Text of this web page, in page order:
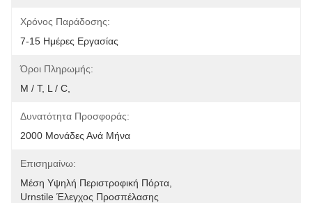
Χρόνος Παράδοσης:
7-15 Ημέρες Εργασίας
Όροι Πληρωμής:
Μ / Τ, L / C,
Δυνατότητα Προσφοράς:
2000 Μονάδες Ανά Μήνα
Επισημαίνω:
Μέση Υψηλή Περιστροφική Πόρτα
Urnstile Έλεγχος Προσπέλασης